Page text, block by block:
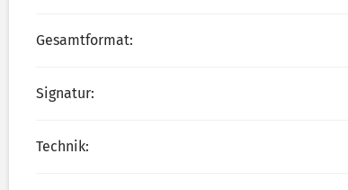
Gesamtformat:
Signatur:
Technik: